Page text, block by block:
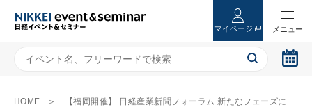
マイページ
HOME 【福岡開催】 日経産業新聞フォーラム 新たなフェーズに移行する太陽光発電 ～再エネ型経済社会の創造に向けて～